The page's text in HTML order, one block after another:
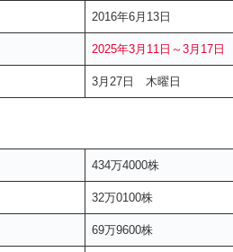
2016年6月13日
2025年3月11日～3月17日
3月27日 木曜日
434万4000株
32万0100株
69万9600株